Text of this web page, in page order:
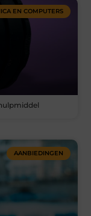
EN COMPUTERS
AANBIEDINGEN